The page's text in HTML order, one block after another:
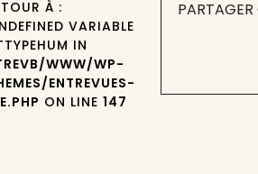
À :
VARIABLE
IN
WWW/WP-
ENTREVUES-
ON LINE 147